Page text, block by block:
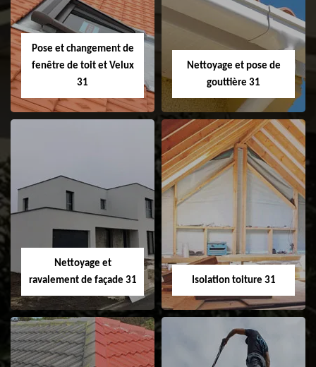
faitage et faitière
31
Pose et changement de
fenêtre de toit et Velux
31
Pose et
changement de
fenêtre de toit et
Velux 31
Nettoyage et pose de
gouttière 31
Nettoyage et pose
Nettoyage et
ravalement de façade 31
Isolation toiture 31